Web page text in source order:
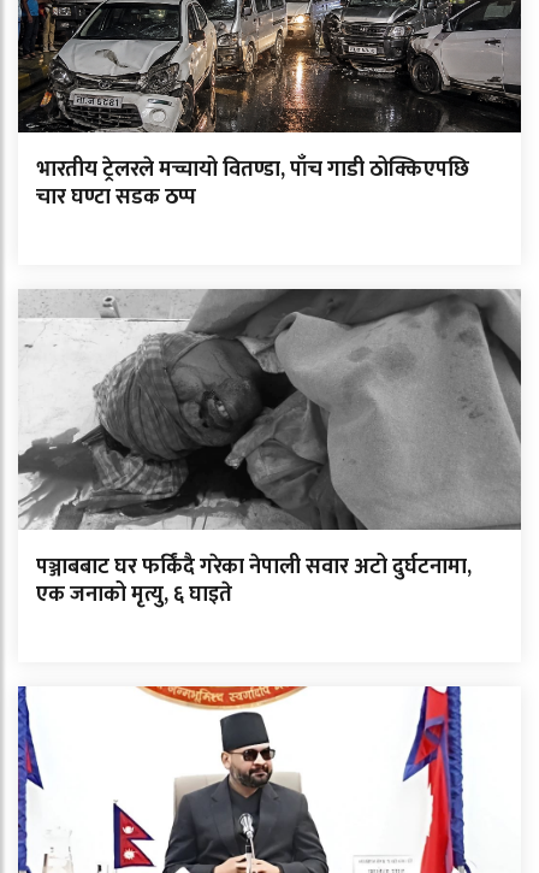
भारतीय ट्रेलरले मच्चायो वितण्डा, पाँच गाडी ठोक्किएपछि
चार घण्टा सडक ठप्प
पञ्जाबबाट घर फर्किंदै गरेका नेपाली सवार अटो दुर्घटनामा,
एक जनाको मृत्यु, ६ घाइते